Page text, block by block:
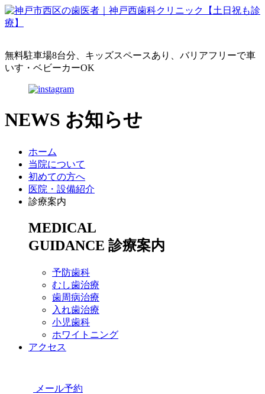
無料駐車場8台分、キッズスペースあり、バリアフリーで車
いす・ベビーカーOK
NEWS お知らせ
ホーム
当院について
初めての方へ
医院・設備紹介
診療案内
MEDICAL
GUIDANCE 診療案内
予防歯科
むし歯治療
歯周病治療
入れ歯治療
小児歯科
ホワイトニング
アクセス
メール予約